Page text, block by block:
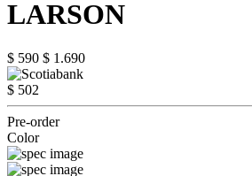
LARSON
$ 590 $ 1.690
$ 502
Pre-order
Color